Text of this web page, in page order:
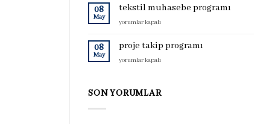
arşiv
programı
08
May
tekstil muhasebe programı
tekstil
programı
yorumlar kapalı
08
May
proje takip programı
proje
için
yorumlar kapalı
SON YORUMLAR